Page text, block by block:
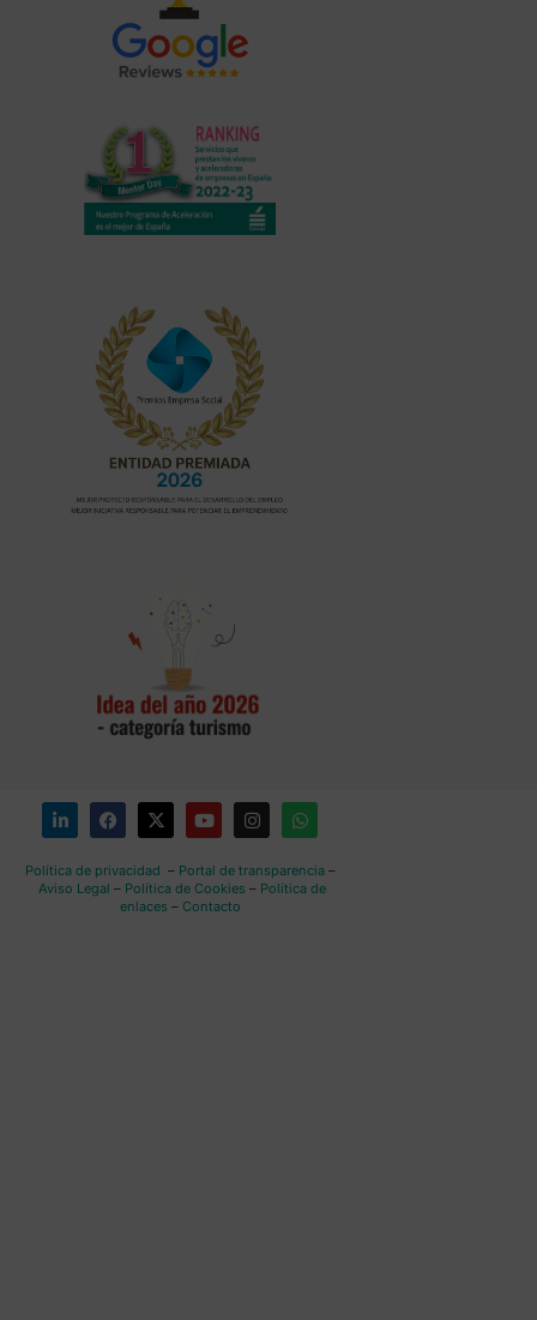
Política de privacidad – Portal de transparencia–
Aviso Legal – Política de Cookies – Política de
enlaces – Contacto